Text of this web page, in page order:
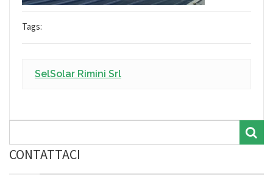
Tags:
SelSolar Rimini Srl
CONTATTACI